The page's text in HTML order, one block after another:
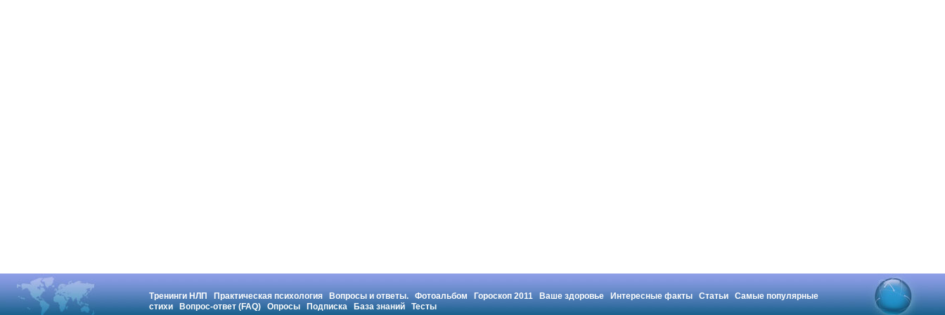
Тренинги НЛП Практическая психология Вопросы и ответы. Фотоальбом Гороскоп 2011 Ваше здоровье Интересные факты Статьи
Самые популярные
стихи
Вопрос-ответ (FAQ) Опросы Подписка База знаний Тесты